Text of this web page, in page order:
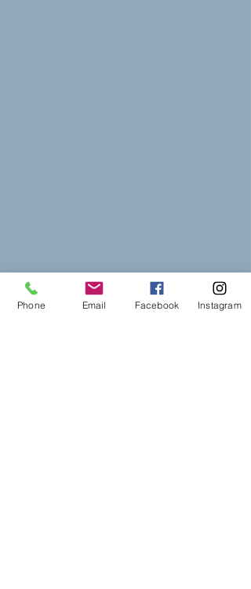
Phone Email Facebook Instagram